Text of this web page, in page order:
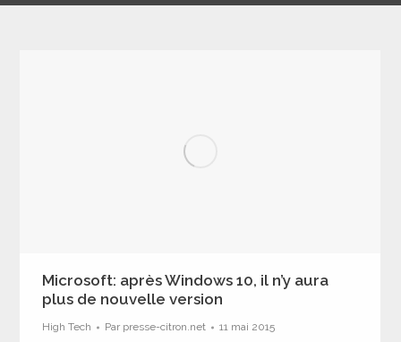
Microsoft: après Windows 10, il n’y aura
plus de nouvelle version
High Tech Par presse-citron.net 11 mai 2015